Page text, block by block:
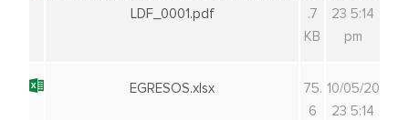
LDF_0001.pdf
.7
KB
23 5:14
pm
EGRESOS.xlsx
75.
6
10/05/20
23 5:14